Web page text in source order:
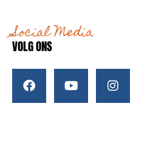
Social Media
VOLG ONS